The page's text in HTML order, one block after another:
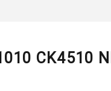
CK4510